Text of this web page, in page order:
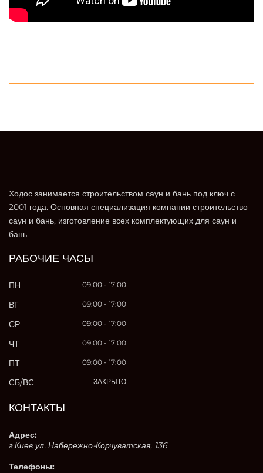
Ходос занимается строительством саун и бань под ключ с
2001 года. Основная специализация компании строительство
саун и бань, изготовление всех комплектующих для саун и
бань.
РАБОЧИЕ ЧАСЫ
ПН 09:00 - 17:00
ВТ 09:00 - 17:00
СР 09:00 - 17:00
ЧТ 09:00 - 17:00
ПТ 09:00 - 17:00
СБ/ВС ЗАКРЫТО
КОНТАКТЫ
Адрес:
г.Киев ул. Набережно-Корчуватская, 136
Телефоны: